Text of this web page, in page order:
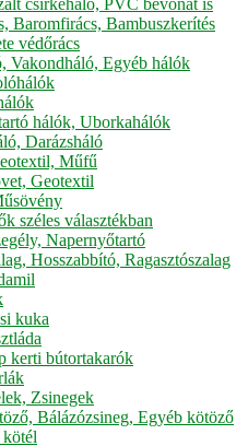
Baromfirács, Bambuszkerítés
védőrács
Vakondháló, Egyéb hálók
hálók, Uborkahálók
Darázsháló
Műfű
Geotextil
széles választékban
Napernyőtartó
Hosszabbító, Ragasztószalag
kuka
kerti bútortakarók
Zsinegek
Bálázózsineg, Egyéb kötöző